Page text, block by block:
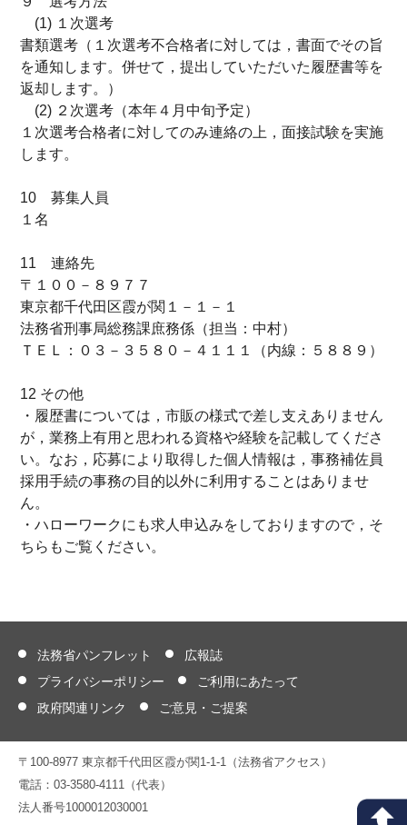
(1) １次選考
書類選考（１次選考不合格者に対しては，書面でその旨
を通知します。併せて，提出していただいた履歴書等を
返却します。）
(2) ２次選考（本年４月中旬予定）
１次選考合格者に対してのみ連絡の上，面接試験を実施
します。
10 募集人員
１名
11 連絡先
〒１００－８９７７
東京都千代田区霞が関１－１－１
法務省刑事局総務課庶務係（担当：中村）
ＴＥＬ：０３－３５８０－４１１１（内線：５８８９）
12 その他
・履歴書については，市販の様式で差し支えありません
が，業務上有用と思われる資格や経験を記載してくださ
い。なお，応募により取得した個人情報は，事務補佐員
採用手続の事務の目的以外に利用することはありませ
ん。
・ハローワークにも求人申込みをしておりますので，そ
ちらもご覧ください。
法務省パンフレット
広報誌
プライバシーポリシー
ご利用にあたって
政府関連リンク
ご意見・ご提案
〒100-8977 東京都千代田区霞が関1-1-1（法務省アクセス）
電話：03-3580-4111（代表）
法人番号1000012030001